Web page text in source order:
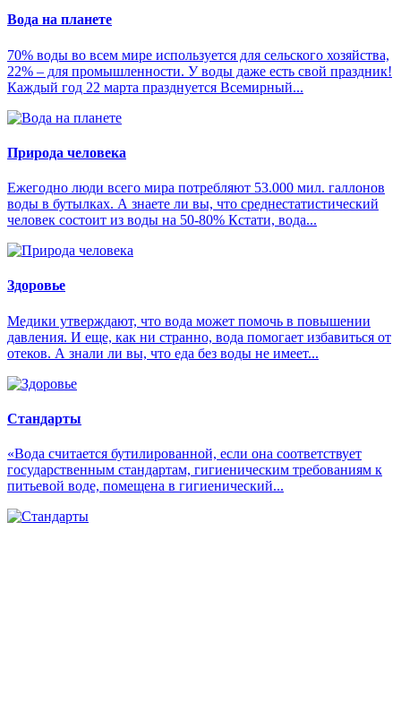
Вода на планете
70% воды во всем мире используется для сельского хозяйства,
22% – для промышленности. У воды даже есть свой праздник!
Каждый год 22 марта празднуется Всемирный...
Природа человека
Ежегодно люди всего мира потребляют 53.000 мил. галлонов
воды в бутылках. А знаете ли вы, что среднестатистический
человек состоит из воды на 50-80% Кстати, вода...
Здоровье
Медики утверждают, что вода может помочь в повышении
давления. И еще, как ни странно, вода помогает избавиться от
отеков. А знали ли вы, что еда без воды не имеет...
Стандарты
«Вода считается бутилированной, если она соответствует
государственным стандартам, гигиеническим требованиям к
питьевой воде, помещена в гигиенический...